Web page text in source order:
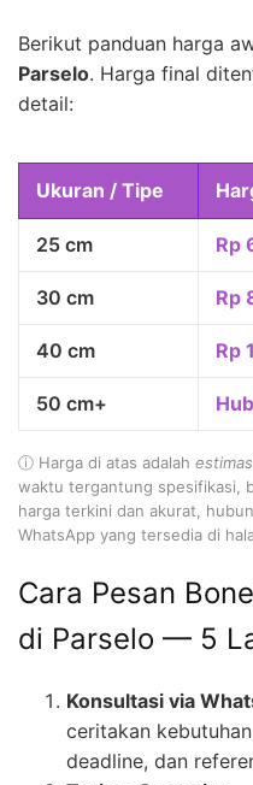
Berikut panduan harga
Parselo. Harga final
detail:
Ukuran / Tipe
25 cm Rp
30 cm Rp
40 cm Rp
50 cm+
ⓘ Harga di atas adalah
waktu tergantung spesifikasi,
harga terkini dan akurat,
WhatsApp yang tersedia di
Cara Pesan
di Parselo — 5
Konsultasi via
ceritakan
deadline, dan